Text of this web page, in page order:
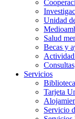
Unidad
Salud
Becas y
Actividad
Servicios
Tarjeta
Servicio